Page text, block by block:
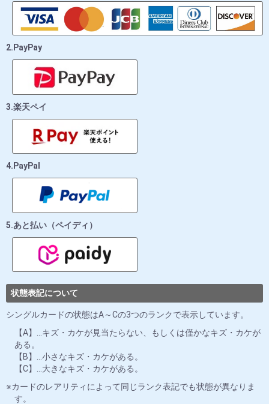
2.PayPay
3.楽天ペイ
4.PayPal
5.あと払い（ペイディ）
状態表記について
シングルカードの状態はA～Cの3つのランクで表示しています。
【A】…キズ・カケが見当たらない、もしくは僅かなキズ・カケが
ある。
【B】…小さなキズ・カケがある。
【C】…大きなキズ・カケがある。
カードのレアリティによって同じランク表記でも状態が異なりま
す。